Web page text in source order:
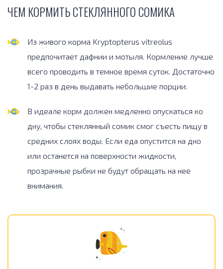
ЧЕМ КОРМИТЬ СТЕКЛЯННОГО СОМИКА
Из живого корма Kryptopterus vitreolus
предпочитает дафнии и мотыля. Кормление лучше
всего проводить в темное время суток. Достаточно
1-2 раз в день выдавать небольшие порции.
В идеале корм должен медленно опускаться ко
дну, чтобы стеклянный сомик смог съесть пищу в
средних слоях воды. Если еда опустится на дно
или останется на поверхности жидкости,
прозрачные рыбки не будут обращать на нее
внимания.